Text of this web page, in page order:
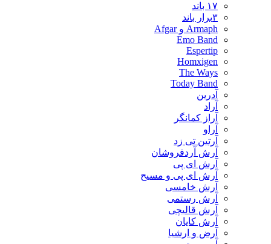
۱۷ باند
۳برار باند
Armaph و Afgar
Emo Band
Espertip
Homxigen
The Ways
Today Band
آدرین
آراد
آراز کمانگر
آراو
آرتین تی زد
آرش آردفروشان
آرش ای پی
آرش ای پی و مسیح
آرش خامسی
آرش رستمی
آرش قالیچی
آرش کایان
​آرض و ارشیا